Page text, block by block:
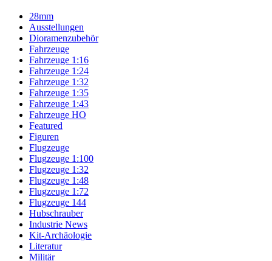
28mm
Ausstellungen
Dioramenzubehör
Fahrzeuge
Fahrzeuge 1:16
Fahrzeuge 1:24
Fahrzeuge 1:32
Fahrzeuge 1:35
Fahrzeuge 1:43
Fahrzeuge HO
Featured
Figuren
Flugzeuge
Flugzeuge 1:100
Flugzeuge 1:32
Flugzeuge 1:48
Flugzeuge 1:72
Flugzeuge 144
Hubschrauber
Industrie News
Kit-Archäologie
Literatur
Militär